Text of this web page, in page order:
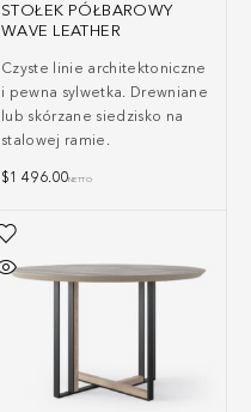
STOŁEK PÓŁBAROWY
WAVE LEATHER
Czyste linie architektoniczne
i pewna sylwetka. Drewniane
lub skórzane siedzisko na
stalowej ramie.
$1 496.00NETTO